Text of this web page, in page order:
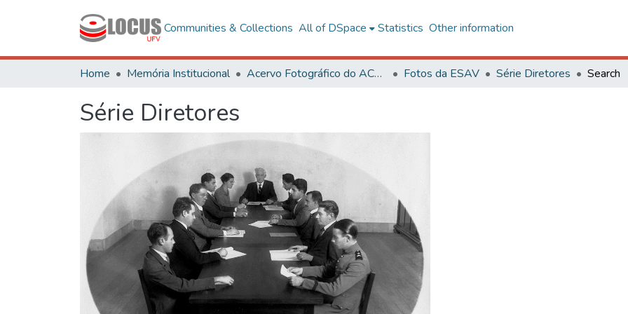
Communities & Collections All of DSpace Statistics Other information
Home Memória Institucional Acervo Fotográfico do ACH-UFV Fotos da ESAV Série Diretores Search
Série Diretores